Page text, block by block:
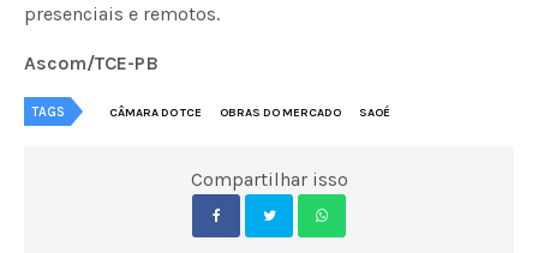
presenciais e remotos.
Ascom/TCE-PB
TAGS CÂMARA DO TCE OBRAS DO MERCADO SAOÉ
Compartilhar isso